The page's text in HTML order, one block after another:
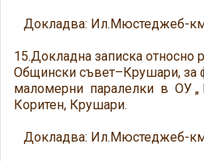
Докладва: Ил.Мюстеджеб-
15.Докладна записка относно
Общински съвет–Крушари, за
маломерни паралелки в ОУ „
Коритен, Крушари.
Докладва: Ил.Мюстеджеб-